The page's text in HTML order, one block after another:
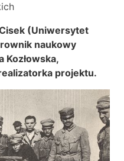
(Uniwersytet
naukowy
Kozłowska,
projektu.